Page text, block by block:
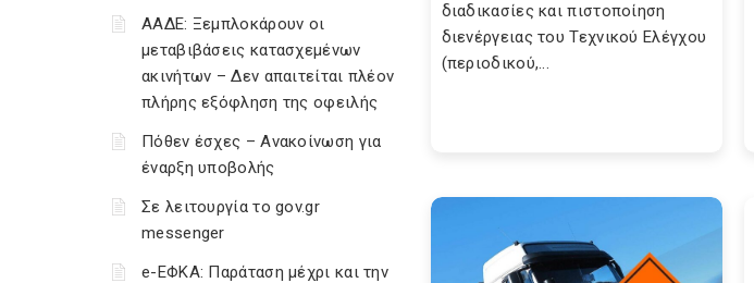
ΑΑΔΕ: Ξεμπλοκάρουν οι
μεταβιβάσεις κατασχεμένων
ακινήτων – Δεν απαιτείται πλέον
πλήρης εξόφληση της οφειλής
Πόθεν έσχες – Ανακοίνωση για
έναρξη υποβολής
Σε λειτουργία το gov.gr
messenger
e-ΕΦΚΑ: Παράταση μέχρι και την
διαδικασίες και πιστοποίηση
διενέργειας του Τεχνικού Ελέγχου
(περιοδικού,...